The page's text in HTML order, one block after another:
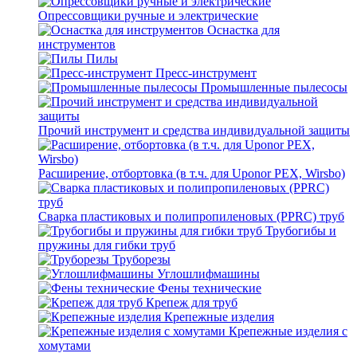
Опрессовщики ручные и электрические
Оснастка для
инструментов
Пилы
Пресс-инструмент
Промышленные пылесосы
Прочий инструмент и средства индивидуальной защиты
Расширение, отбортовка (в т.ч. для Uponor PEX, Wirsbo)
Сварка пластиковых и полипропиленовых (PPRC) труб
Трубогибы и
пружины для гибки труб
Труборезы
Углошлифмашины
Фены технические
Крепеж для труб
Крепежные изделия
Крепежные изделия с
хомутами